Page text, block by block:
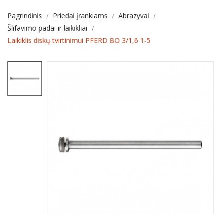
Pagrindinis Priedai įrankiams
Abrazyvai
Šlifavimo padai ir laikikliai
Laikiklis diskų tvirtinimui PFERD BO 3/1,6 1-5